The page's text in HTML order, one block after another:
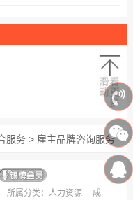
服务 > 雇主品牌咨询服务
所属分类：人力资源
成